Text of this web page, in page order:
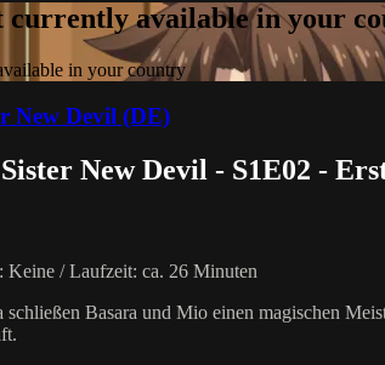
currently available in your
in your country
New Devil (DE)
New Devil - S1E02 -
Keine / Laufzeit: ca. 26 Minuten
Basara und Mio einen magischen